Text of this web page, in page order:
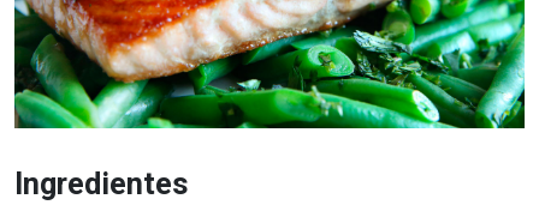
Ingredientes